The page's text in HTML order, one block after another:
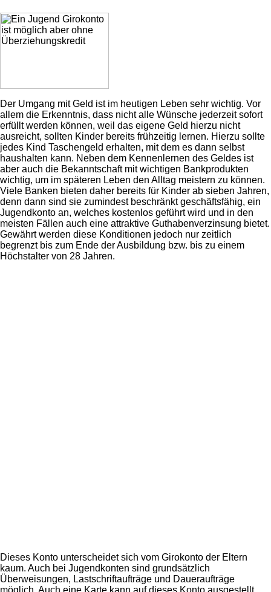
Der Umgang mit Geld ist im heutigen Leben sehr wichtig. Vor
allem die Erkenntnis, dass nicht alle Wünsche jederzeit sofort
erfüllt werden können, weil das eigene Geld hierzu nicht
ausreicht, sollten Kinder bereits frühzeitig lernen. Hierzu sollte
jedes Kind Taschengeld erhalten, mit dem es dann selbst
haushalten kann. Neben dem Kennenlernen des Geldes ist
aber auch die Bekanntschaft mit wichtigen Bankprodukten
wichtig, um im späteren Leben den Alltag meistern zu können.
Viele Banken bieten daher bereits für Kinder ab sieben Jahren,
denn dann sind sie zumindest beschränkt geschäftsfähig, ein
Jugendkonto an, welches kostenlos geführt wird und in den
meisten Fällen auch eine attraktive Guthabenverzinsung bietet.
Gewährt werden diese Konditionen jedoch nur zeitlich
begrenzt bis zum Ende der Ausbildung bzw. bis zu einem
Höchstalter von 28 Jahren.
Dieses Konto unterscheidet sich vom Girokonto der Eltern
kaum. Auch bei Jugendkonten sind grundsätzlich
Überweisungen, Lastschriftaufträge und Daueraufträge
möglich. Auch eine Karte kann auf dieses Konto ausgestellt